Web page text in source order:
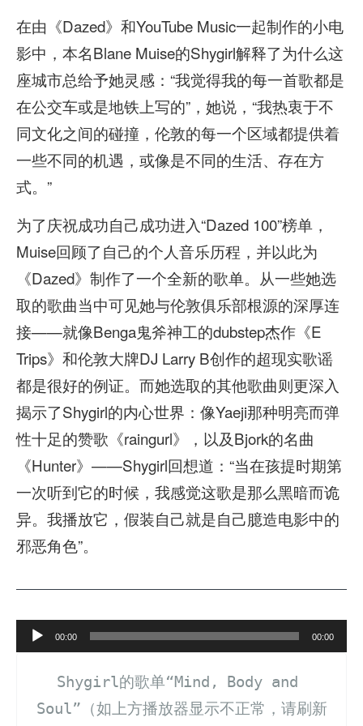
在由《Dazed》和YouTube Music一起制作的小电
影中，本名Blane Muise的Shygirl解释了为什么这
座城市总给予她灵感：“我觉得我的每一首歌都是
在公交车或是地铁上写的”，她说，“我热衷于不
同文化之间的碰撞，伦敦的每一个区域都提供着
一些不同的机遇，或像是不同的生活、存在方
式。”
为了庆祝成功自己成功进入“Dazed 100”榜单，
Muise回顾了自己的个人音乐历程，并以此为
《Dazed》制作了一个全新的歌单。从一些她选
取的歌曲当中可见她与伦敦俱乐部根源的深厚连
接——就像Benga鬼斧神工的dubstep杰作《E
Trips》和伦敦大牌DJ Larry B创作的超现实歌谣
都是很好的例证。而她选取的其他歌曲则更深入
揭示了Shygirl的内心世界：像Yaeji那种明亮而弹
性十足的赞歌《raingurl》，以及Bjork的名曲
《Hunter》——Shygirl回想道：“当在孩提时期第
一次听到它的时候，我感觉这歌是那么黑暗而诡
异。我播放它，假装自己就是自己臆造电影中的
邪恶角色”。
u
00:00 00:00
Shygirl的歌单“Mind, Body and
Soul”（如上方播放器显示不正常，请刷新